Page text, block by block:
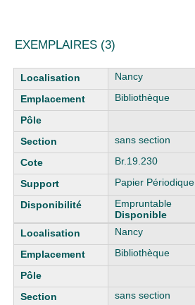
EXEMPLAIRES (3)
Liste des exemplaires
Nancy
Bibliothèque
sans section
Br.19.230
Papier Périodique
Empruntable
Disponible
Nancy
Bibliothèque
sans section